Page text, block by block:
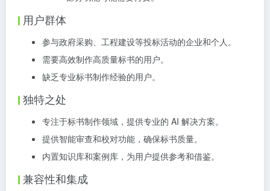
用户群体
参与政府采购、工程建设等投标活动的企业和个人。
需要高效制作高质量标书的用户。
缺乏专业标书制作经验的用户。
独特之处
专注于标书制作领域，提供专业的 AI 解决方案。
提供智能审查和校对功能，确保标书质量。
内置知识库和案例库，为用户提供参考和借鉴。
兼容性和集成